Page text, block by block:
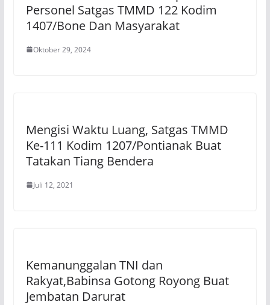
Personel Satgas TMMD 122 Kodim
1407/Bone Dan Masyarakat
Oktober 29, 2024
Mengisi Waktu Luang, Satgas TMMD
Ke-111 Kodim 1207/Pontianak Buat
Tatakan Tiang Bendera
Juli 12, 2021
Kemanunggalan TNI dan
Rakyat,Babinsa Gotong Royong Buat
Jembatan Darurat